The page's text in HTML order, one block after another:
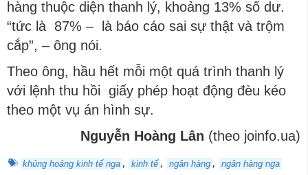
hàng thuộc diện thanh lý, khoảng 13% số dư.
“tức là 87% – là báo cáo sai sự thật và trộm
cắp”, – ông nói.
Theo ông, hầu hết mỗi một quá trình thanh lý
với lệnh thu hồi giấy phép hoạt động đèu kéo
theo một vụ án hình sự.
Nguyễn Hoàng Lân (theo joinfo.ua)
khủng hoảng kinh tế nga , kinh tế , ngân hàng , ngân hàng nga